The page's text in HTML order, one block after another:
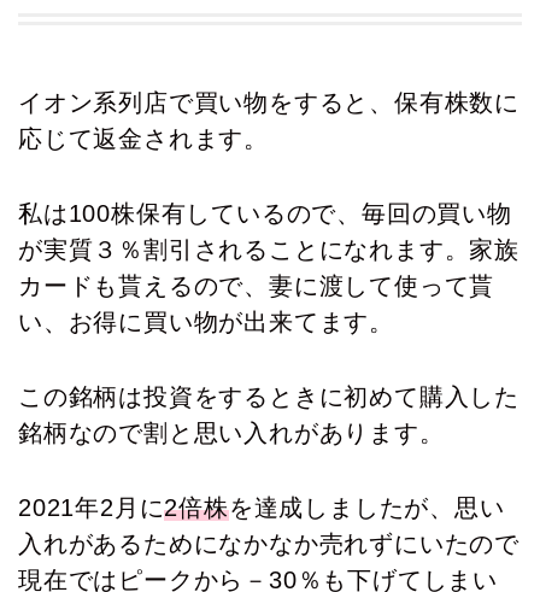
イオン系列店で買い物をすると、保有株数に
応じて返金されます。
私は100株保有しているので、毎回の買い物
が実質３％割引されることになれます。家族
カードも貰えるので、妻に渡して使って貰
い、お得に買い物が出来てます。
この銘柄は投資をするときに初めて購入した
銘柄なので割と思い入れがあります。
2021年2月に2倍株を達成しましたが、思い
入れがあるためになかなか売れずにいたので
現在ではピークから－30％も下げてしまい